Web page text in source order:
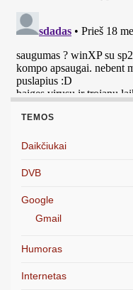
TEMOS
Daikčiukai
DVB
Google
Gmail
Humoras
Internetas